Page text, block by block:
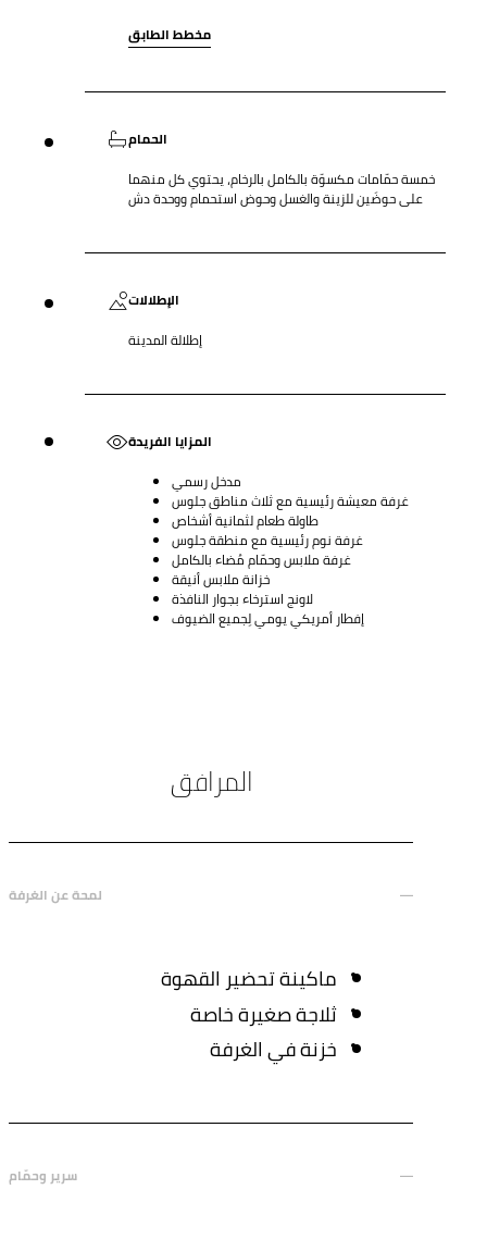
مخطط الطابق
الحمام
خمسة حمّامات مكسوّة بالكامل بالرخام، يحتوي كل منهما
على حوضَين للزينة والغسل وحوض استحمام ووحدة دش
الإطلالات
إطلالة المدينة
المزايا الفريدة
مدخل رسمي
غرفة معيشة رئيسية مع ثلاث مناطق جلوس
طاولة طعام لثمانية أشخاص
غرفة نوم رئيسية مع منطقة جلوس
غرفة ملابس وحمّام مُضاء بالكامل
خزانة ملابس أنيقة
لاونج استرخاء بجوار النافذة
إفطار أمريكي يومي لِجميع الضيوف
المرافق
لمحة عن الغرفة
ماكينة تحضير القهوة
ثلاجة صغيرة خاصة
خزنة في الغرفة
سرير وحمّام